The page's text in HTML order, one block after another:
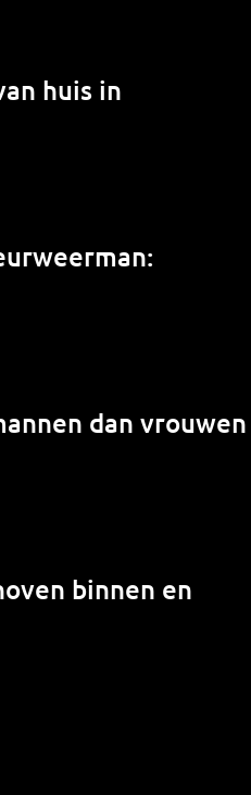
huis in
dan vrouwen
binnen en